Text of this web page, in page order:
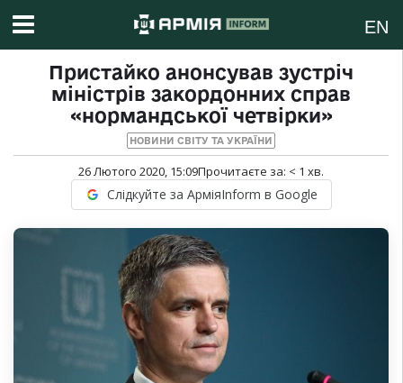
EN
Пристайко анонсував зустріч
міністрів закордонних справ
«нормандської четвірки»
НОВИНИ СВІТУ ТА УКРАЇНИ
26 Лютого 2020, 15:09Прочитаєте за: < 1 хв.
Слідкуйте за АрміяInform в Google